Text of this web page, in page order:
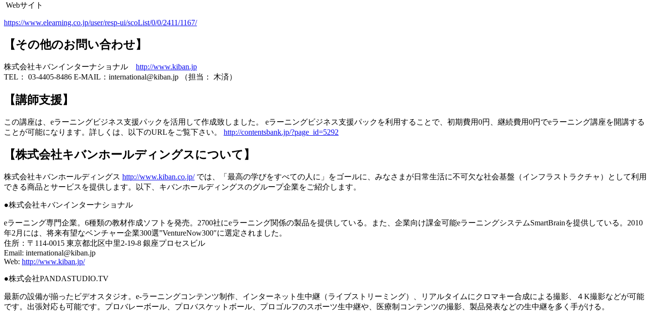
Webサイト
https://www.elearning.co.jp/user/resp-ui/scoList/0/0/2411/1167/
【その他のお問い合わせ】
株式会社キバンインターナショナル http://www.kiban.jp
TEL： 03-4405-8486 E-MAIL：international@kiban.jp （担当： 木済）
【講師支援】
この講座は、eラーニングビジネス支援パックを活用して作成致しました。 eラーニングビジネス支援パックを利用することで、初期費用0円、継続費用0円でeラーニング講座を開講する
ことが可能になります。詳しくは、以下のURLをご覧下さい。 http://contentsbank.jp/?page_id=5292
【株式会社キバンホールディングスについて】
株式会社キバンホールディングス http://www.kiban.co.jp/では、「最高の学びをすべての人に」をゴールに、みなさまが日常生活に不可欠な社会基盤（インフラストラクチャ）として利用
できる商品とサービスを提供します。以下、キバンホールディングスのグループ企業をご紹介します。
●株式会社キバンインターナショナル
eラーニング専門企業。6種類の教材作成ソフトを発売。2700社にeラーニング関係の製品を提供している。また、企業向け課金可能eラーニングシステムSmartBrainを提供している。2010
年2月には、将来有望なベンチャー企業300選”VentureNow300″に選定されました。
住所：〒114-0015 東京都北区中里2-19-8 銀座プロセスビル
Email: international@kiban.jp
Web: http://www.kiban.jp/
●株式会社PANDASTUDIO.TV
最新の設備が揃ったビデオスタジオ。e-ラーニングコンテンツ制作、インターネット生中継（ライブストリーミング）、リアルタイムにクロマキー合成による撮影、４K撮影などが可能
です。出張対応も可能です。プロバレーボール、プロバスケットボール、プロゴルフのスポーツ生中継や、医療制コンテンツの撮影、製品発表などの生中継を多く手がける。